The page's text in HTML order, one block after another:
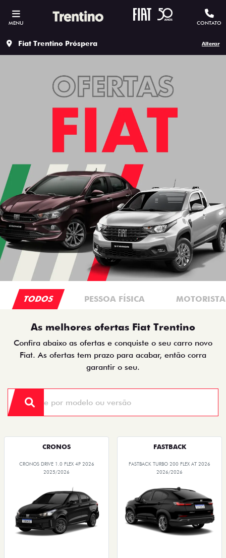
MENU CONTATO
Fiat Trentino Próspera Alterar
TODOS PESSOA FÍSICA
As melhores ofertas Fiat Trentino
Confira abaixo as ofertas e conquiste o seu carro novo
Fiat. As ofertas tem prazo para acabar, então corra
garantir o seu.
CRONOS
CRONOS DRIVE 1.0 FLEX 4P 2026
2025/2026
FASTBACK
FASTBACK TURBO 200 FLEX AT 2026
2026/2026